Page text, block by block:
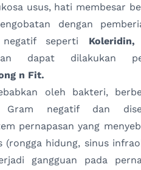
usus, hati membesar
dengan
seperti
dapat dilakukan
n Fit.
oleh bakteri,
Gram negatif dan
pernapasan yang
hidung, sinus
gangguan pada